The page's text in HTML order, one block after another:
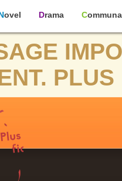
Novel Drama